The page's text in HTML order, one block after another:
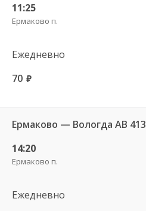
11:25
Ермаково п.
Ежедневно
70 руб.
Ермаково — Вологда АВ 413
14:20
Ермаково п.
Ежедневно